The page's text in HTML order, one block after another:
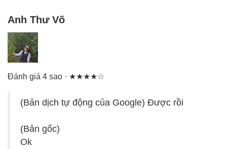
Anh Thư Võ
Đánh giá 4 sao · ★★★★☆
(Bản dịch tự động của Google) Được rồi
(Bản gốc)
Ok